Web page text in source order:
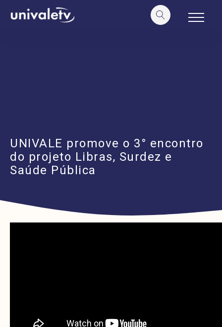
conteúdo
UNIVALE promove o 3° encontro
do projeto Libras, Surdez e
Saúde Pública